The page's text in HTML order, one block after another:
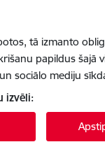
tā izmanto
papildus šajā
sociālo mediju
izvēli: